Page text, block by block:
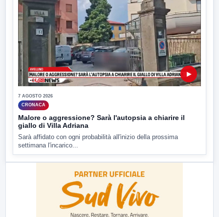
▶
7 AGOSTO 2026
CRONACA
Malore o aggressione? Sarà l'autopsia a chiarire il
giallo di Villa Adriana
Sarà affidato con ogni probabilità all'inizio della prossima
settimana l'incarico...